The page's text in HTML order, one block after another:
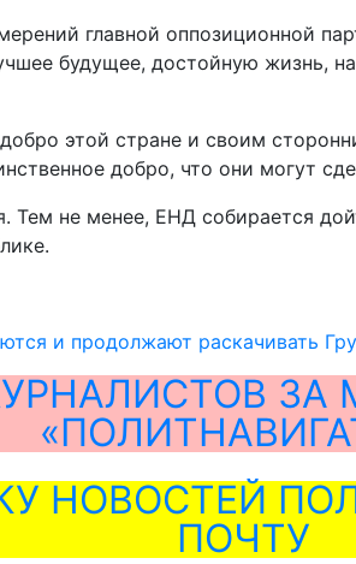
главной оппозиционной
будущее, достойную жизнь,
этой стране и своим
добро, что они могут
не менее, ЕНД собирается
и продолжают раскачивать
ЗА
НОВОСТЕЙ
ПОЧТУ